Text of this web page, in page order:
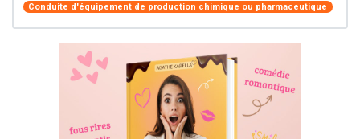
Conduite d'équipement de production chimique ou pharmaceutique